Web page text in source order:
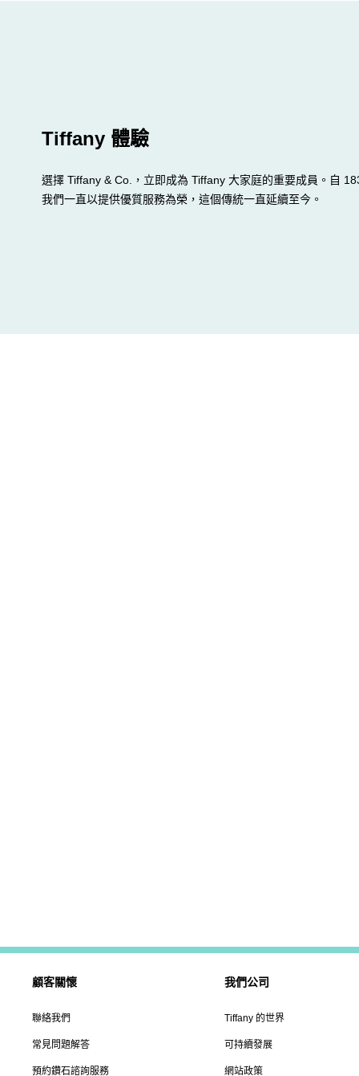
Tiffany 體驗
選擇 Tiffany & Co.，立即成為 Tiffany 大家庭的重要成員。自
我們一直以提供優質服務為榮，這個傳統一直延續至今。
顧客關懷
聯絡我們
常見問題解答
預約鑽石諮詢服務
我們公司
Tiffany 的世界
可持續發展
網站政策